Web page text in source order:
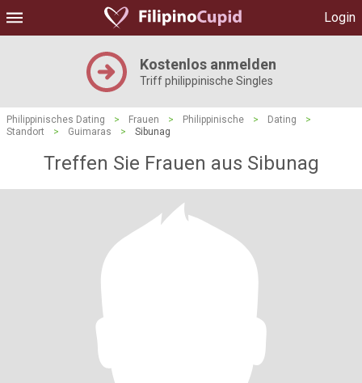
Login
Kostenlos anmelden
Triff philippinische Singles
Philippinisches Dating > Frauen > Philippinische > Dating
>
Standort
> Guimaras > Sibunag
Treffen Sie Frauen aus Sibunag